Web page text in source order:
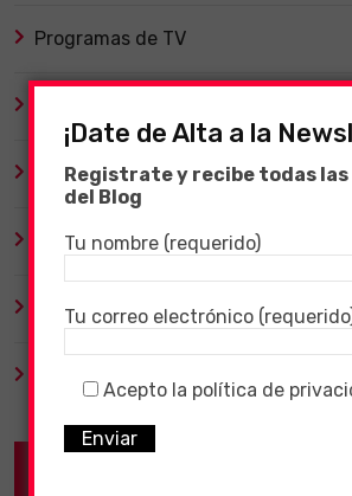
Programas de TV
Tecnología
TV y Series
Videojuegos
Virales
¡Date de Alta a la
Registrate y recibe todas
del Blog
Tu nombre (requerido)
Tu correo electrónico
Acepto la política de